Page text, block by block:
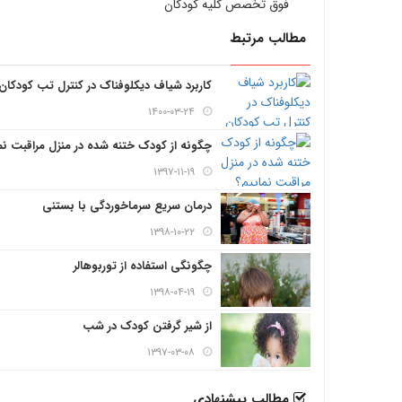
فوق تخصص کلیه کودکان
مطالب مرتبط
کاربرد شیاف دیکلوفناک در کنترل تب کودکان
۱۴۰۰-۰۳-۲۴
چگونه از کودک ختنه شده در منزل مراقبت
۱۳۹۷-۱۱-۱۹
درمان سریع سرماخوردگی با بستنی
۱۳۹۸-۱۰-۲۲
چگونگی استفاده از توربوهالر
۱۳۹۸-۰۴-۱۹
از شیر گرفتن کودک در شب
۱۳۹۷-۰۳-۰۸